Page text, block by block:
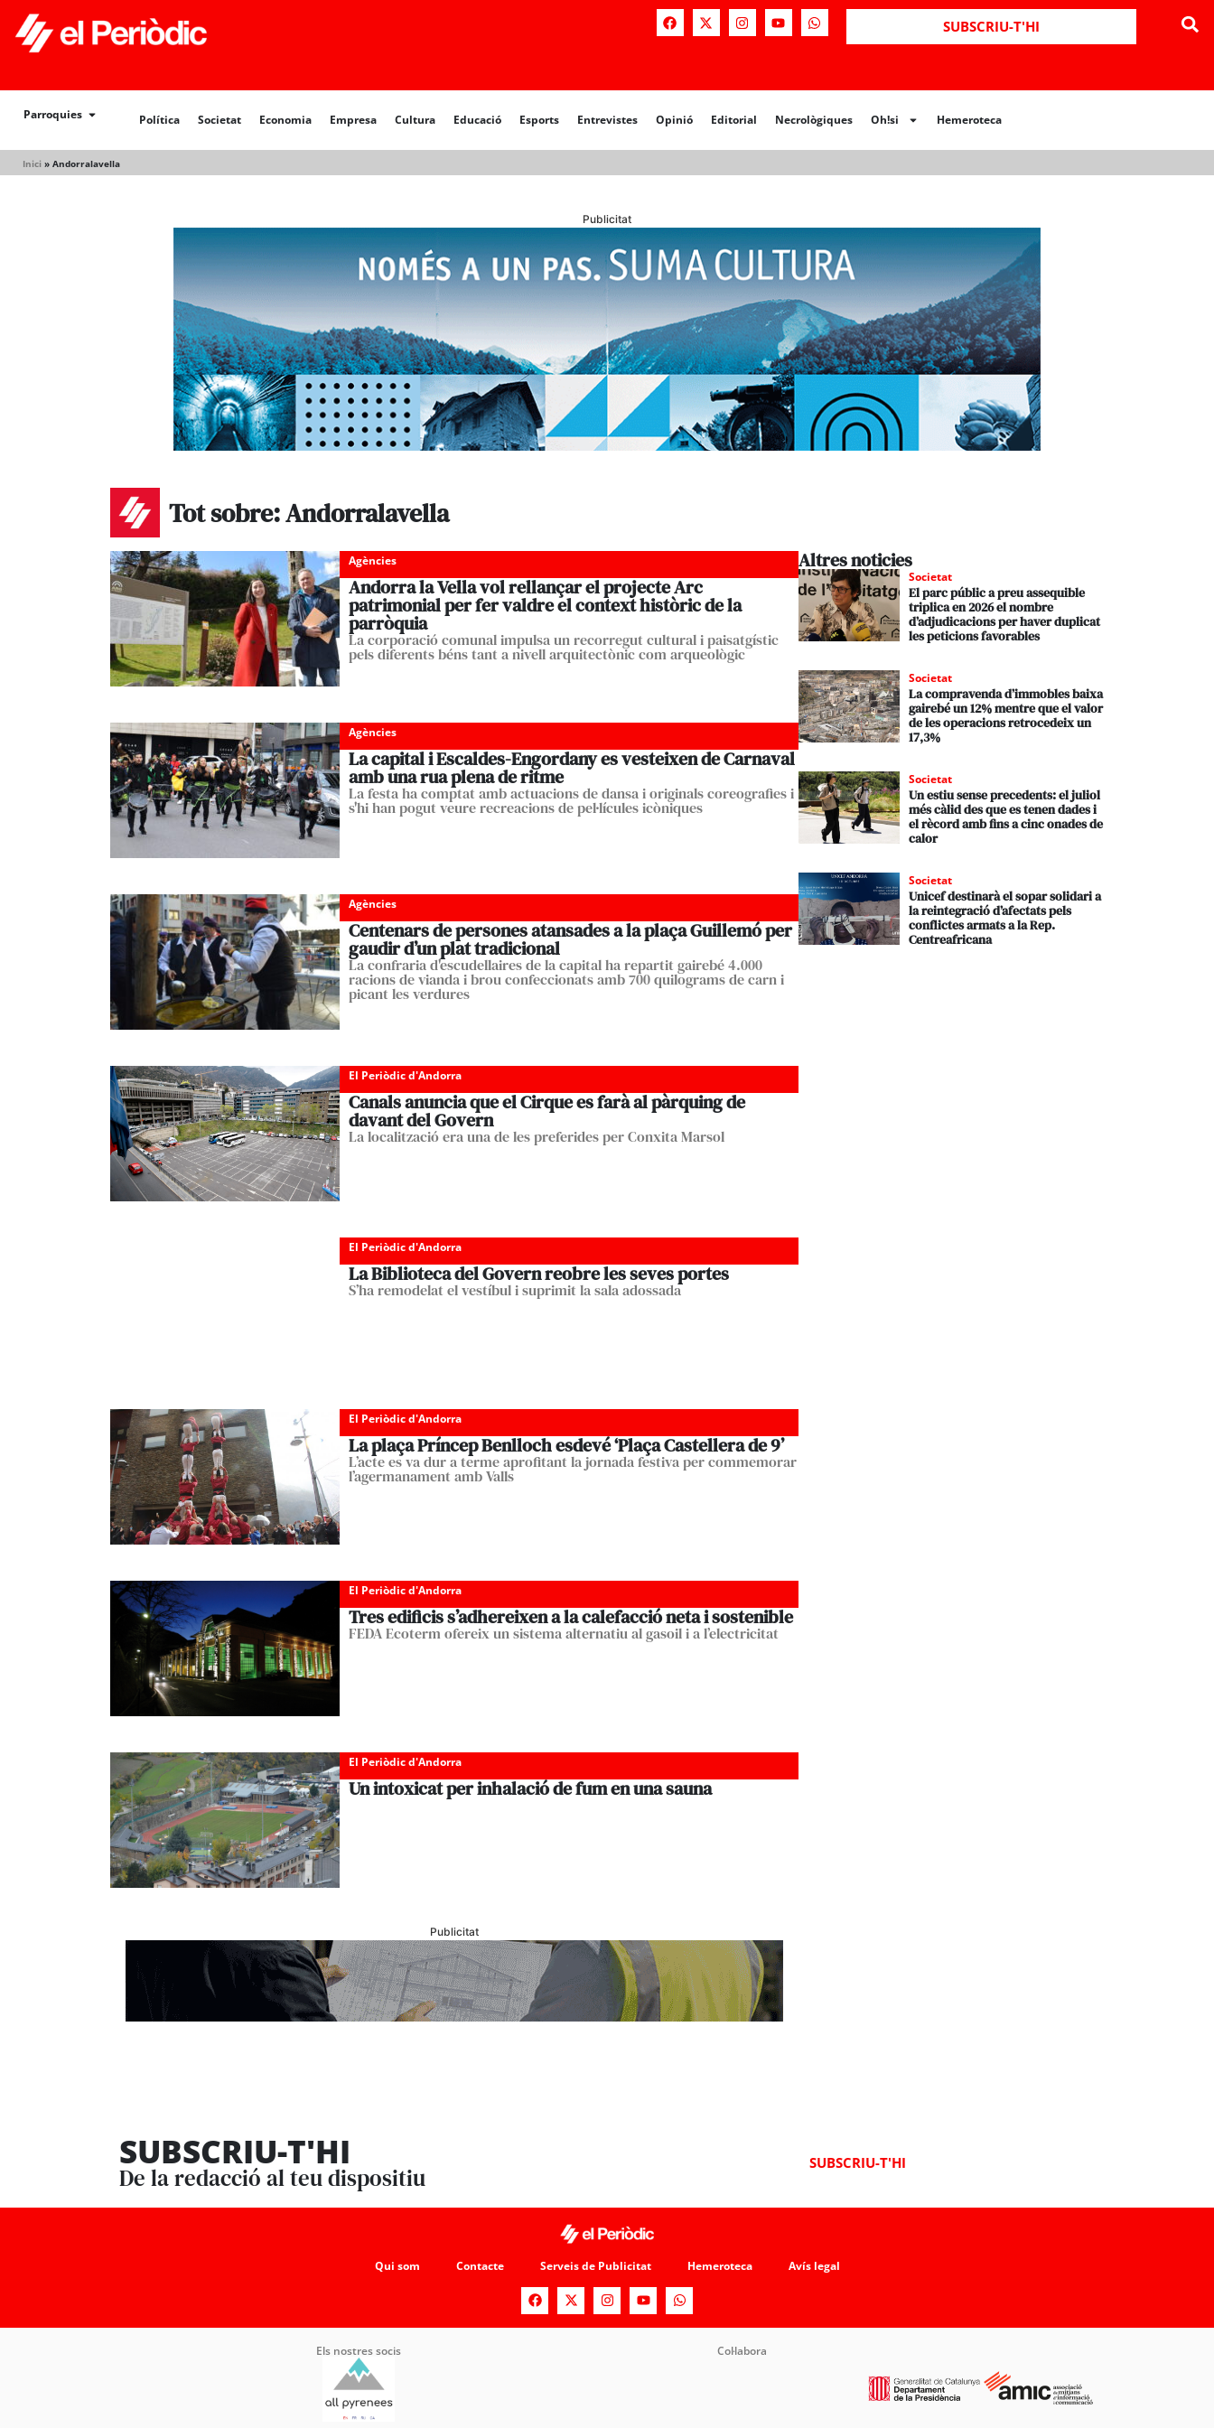
SUBSCRIU-T'HI
Parroquies Política Societat Economia Empresa Cultura Educació Esports Entrevistes Opinió Editorial Necrològiques Oh!si Hemeroteca
Inici » Andorralavella
Política Societat Opinió Editorial Necrològiques Hemeroteca
Publicitat
Tot sobre: Andorralavella
Agències
Andorra la Vella vol rellançar el projecte Arc
patrimonial per fer valdre el context històric de la
parròquia
La corporació comunal impulsa un recorregut cultural i paisatgístic
pels diferents béns tant a nivell arquitectònic com arqueològic
Agències
La capital i Escaldes-Engordany es vesteixen de Carnaval
amb una rua plena de ritme
La festa ha comptat amb actuacions de dansa i originals coreografies i
s'hi han pogut veure recreacions de pel·lícules icòniques
Agències
Centenars de persones atansades a la plaça Guillemó per
gaudir d’un plat tradicional
La confraria d'escudellaires de la capital ha repartit gairebé 4.000
racions de vianda i brou confeccionats amb 700 quilograms de carn i
picant les verdures
El Periòdic d'Andorra
Canals anuncia que el Cirque es farà al pàrquing de
davant del Govern
La localització era una de les preferides per Conxita Marsol
El Periòdic d'Andorra
La Biblioteca del Govern reobre les seves portes
S’ha remodelat el vestíbul i suprimit la sala adossada
El Periòdic d'Andorra
La plaça Príncep Benlloch esdevé ‘Plaça Castellera de 9’
L’acte es va dur a terme aprofitant la jornada festiva per commemorar
l’agermanament amb Valls
El Periòdic d'Andorra
Tres edificis s’adhereixen a la calefacció neta i sostenible
FEDA Ecoterm ofereix un sistema alternatiu al gasoil i a l’electricitat
El Periòdic d'Andorra
Un intoxicat per inhalació de fum en una sauna
Publicitat
Altres noticies
Societat
El parc públic a preu assequible
triplica en 2026 el nombre
d’adjudicacions per haver duplicat
les peticions favorables
Societat
La compravenda d’immobles baixa
gairebé un 12% mentre que el valor
de les operacions retrocedeix un
17,3%
Societat
Un estiu sense precedents: el juliol
més càlid des que es tenen dades i
el rècord amb fins a cinc onades de
calor
Societat
Unicef destinarà el sopar solidari a
la reintegració d’afectats pels
conflictes armats a la Rep.
Centreafricana
SUBSCRIU-T'HI
De la redacció al teu dispositiu
SUBSCRIU-T'HI
Qui som Contacte Serveis de Publicitat Hemeroteca Avís legal
Els nostres socis Col·labora